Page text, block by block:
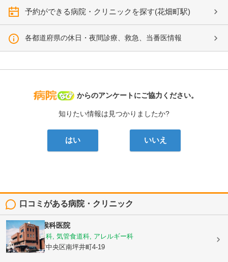
予約ができる病院・クリニックを探す(花畑町駅)
各都道府県の休日・夜間診療、救急、当番医情報
病院なび
からのアンケートにご協力ください。
知りたい情報は見つかりましたか?
はい いいえ
口コミがある病院・クリニック
熊谷耳鼻咽喉科医院
耳鼻いんこう科, 気管食道科, アレルギー科
熊本県熊本市中央区南坪井町4-19